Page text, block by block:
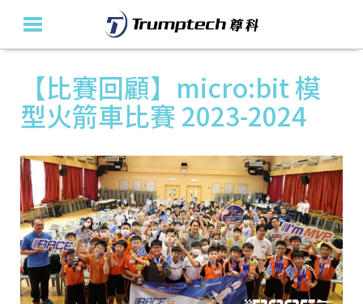
【比賽回顧】micro:bit 模
型火箭車比賽 2023-2024
主頁
關於我們
教育產品及方案
活動花絮
最新消息
聯絡我們